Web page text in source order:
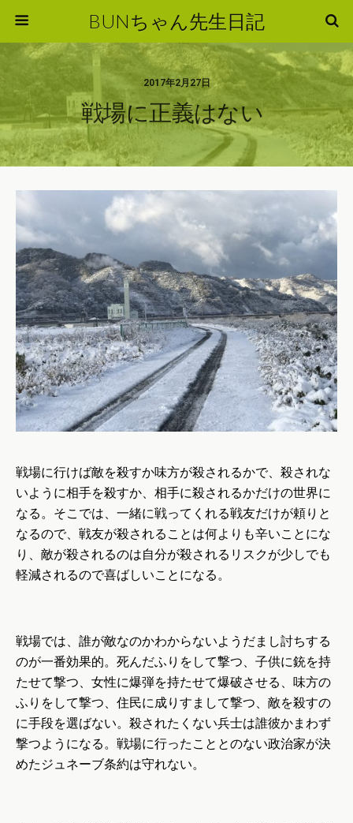
BUNちゃん先生日記
2017年2月27日
戦場に正義はない
戦場に行けば敵を殺すか味方が殺されるかで、殺されな
いように相手を殺すか、相手に殺されるかだけの世界に
なる。そこでは、一緒に戦ってくれる戦友だけが頼りと
なるので、戦友が殺されることは何よりも辛いことにな
り、敵が殺されるのは自分が殺されるリスクが少しでも
軽減されるので喜ばしいことになる。
戦場では、誰が敵なのかわからないようだまし討ちする
のが一番効果的。死んだふりをして撃つ、子供に銃を持
たせて撃つ、女性に爆弾を持たせて爆破させる、味方の
ふりをして撃つ、住民に成りすまして撃つ、敵を殺すの
に手段を選ばない。殺されたくない兵士は誰彼かまわず
撃つようになる。戦場に行ったこととのない政治家が決
めたジュネーブ条約は守れない。